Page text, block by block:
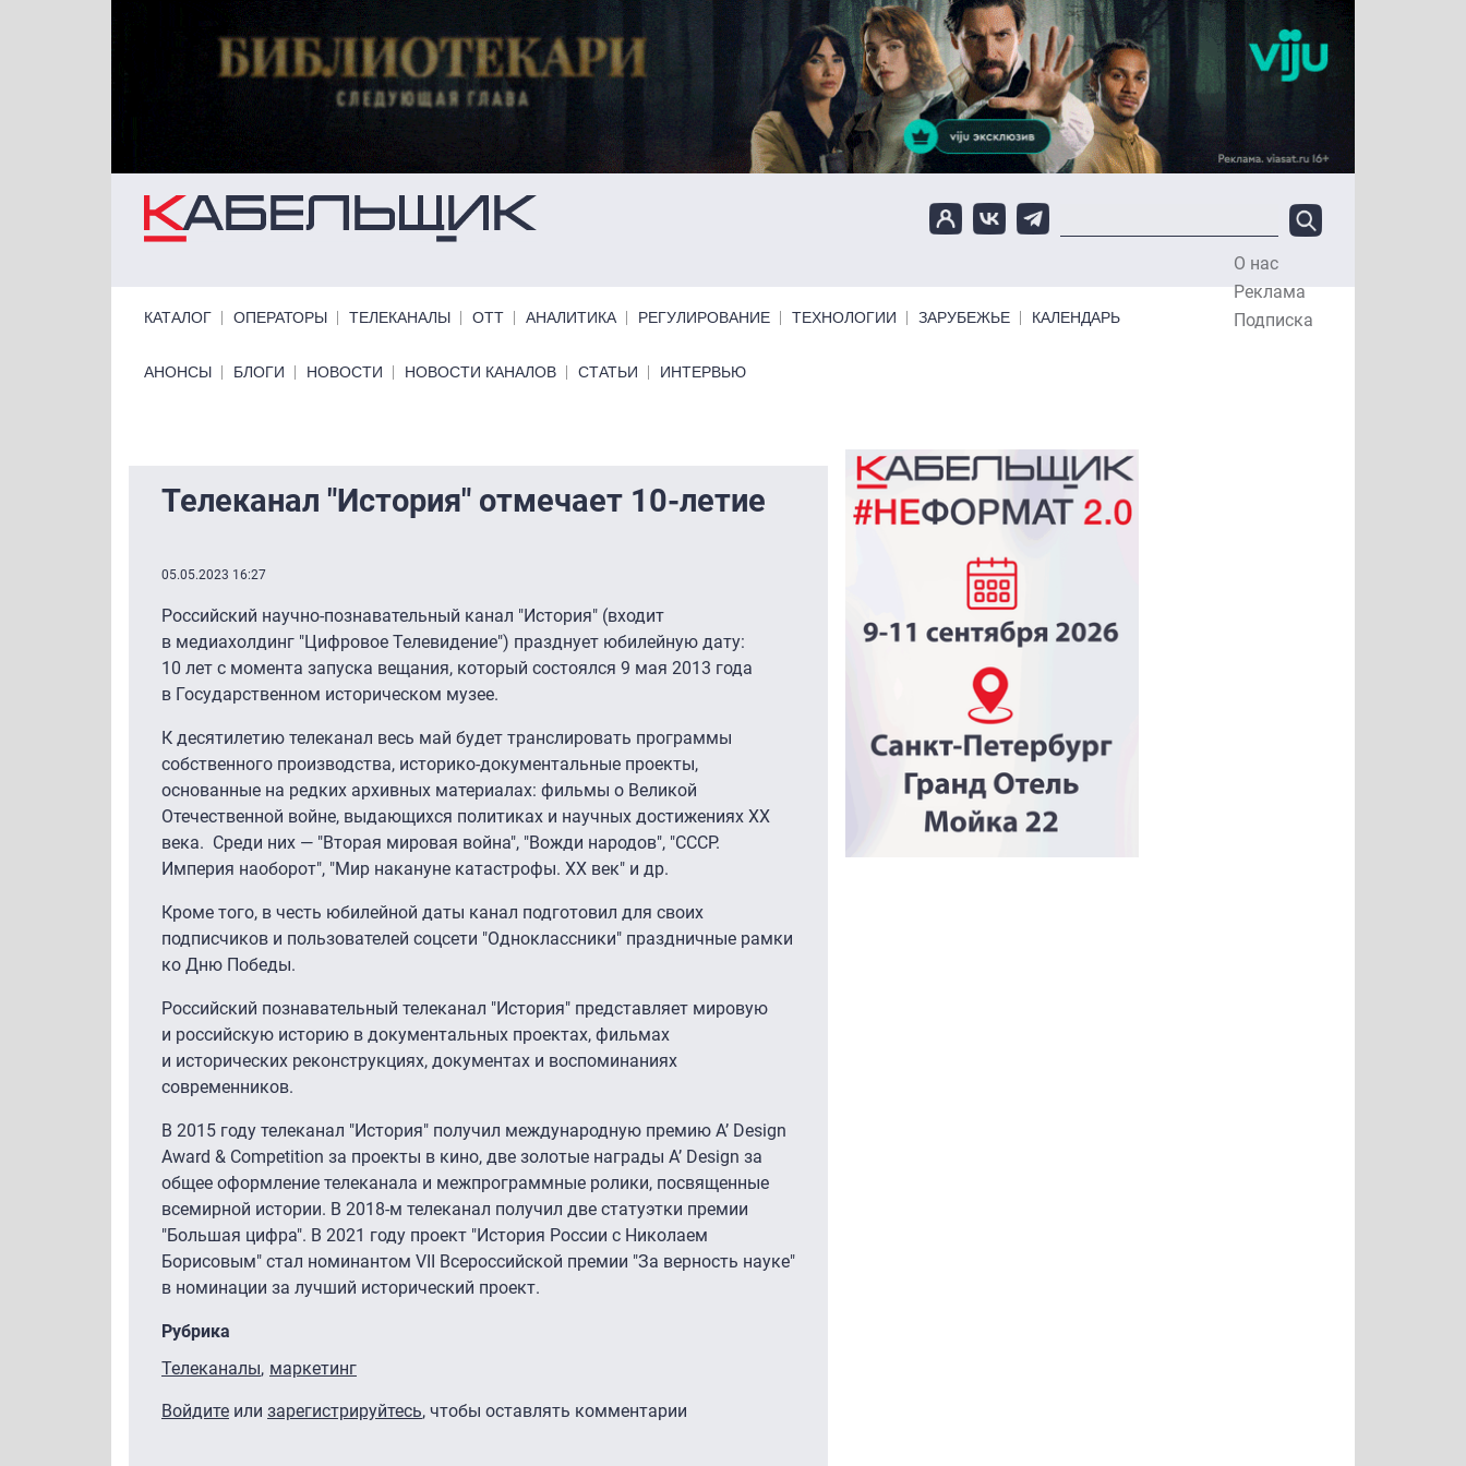
О нас
Реклама
Подписка
КАТАЛОГ ОПЕРАТОРЫ ТЕЛЕКАНАЛЫ ОТТ АНАЛИТИКА РЕГУЛИРОВАНИЕ ТЕХНОЛОГИИ ЗАРУБЕЖЬЕ КАЛЕНДАРЬ
Primary links bottom
АНОНСЫ БЛОГИ НОВОСТИ НОВОСТИ КАНАЛОВ СТАТЬИ ИНТЕРВЬЮ
Телеканал "История" отмечает 10-летие
05.05.2023 16:27
Российский научно-познавательный канал "История" (входит
в медиахолдинг "Цифровое Телевидение") празднует юбилейную дату:
10 лет с момента запуска вещания, который состоялся 9 мая 2013 года
в Государственном историческом музее.
К десятилетию телеканал весь май будет транслировать программы
собственного производства, историко-документальные проекты,
основанные на редких архивных материалах: фильмы о Великой
Отечественной войне, выдающихся политиках и научных достижениях ХХ
века. Среди них — "Вторая мировая война", "Вожди народов", "СССР.
Империя наоборот", "Мир накануне катастрофы. ХХ век" и др.
Кроме того, в честь юбилейной даты канал подготовил для своих
подписчиков и пользователей соцсети "Одноклассники" праздничные рамки
ко Дню Победы.
Российский познавательный телеканал "История" представляет мировую
и российскую историю в документальных проектах, фильмах
и исторических реконструкциях, документах и воспоминаниях
современников.
В 2015 году телеканал "История" получил международную премию A’ Design
Award & Competition за проекты в кино, две золотые награды A’ Design за
общее оформление телеканала и межпрограммные ролики, посвященные
всемирной истории. В 2018-м телеканал получил две статуэтки премии
"Большая цифра". В 2021 году проект "История России с Николаем
Борисовым" стал номинантом VII Всероссийской премии "За верность науке"
в номинации за лучший исторический проект.
Рубрика
Телеканалы маркетинг
Войдите или зарегистрируйтесь, чтобы оставлять комментарии